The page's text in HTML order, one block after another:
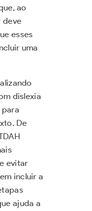
ao
deve
esses
uma
dislexia
De
evitar
incluir a
ajuda a